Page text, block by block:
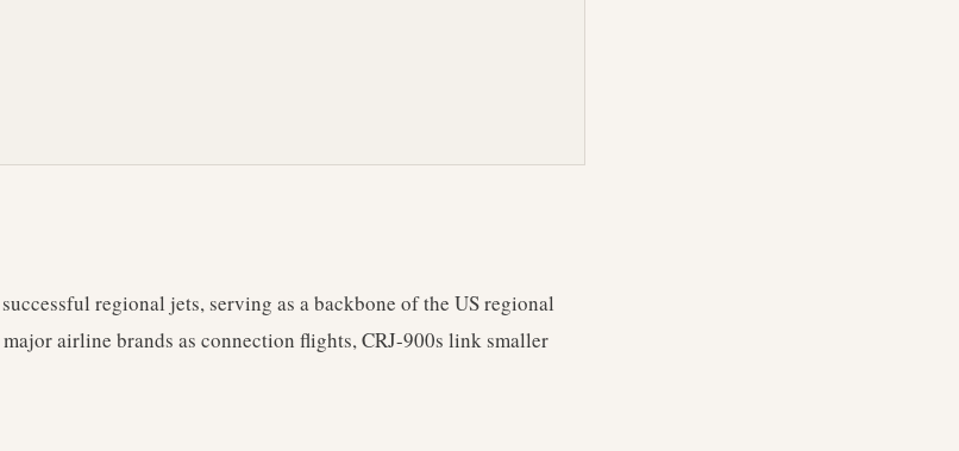
regional jets, serving as a backbone of the US regional
airline brands as connection flights, CRJ-900s link smaller